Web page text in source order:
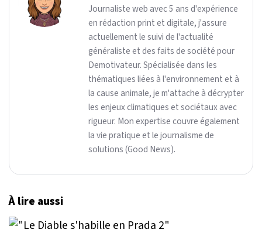
Journaliste web avec 5 ans d'expérience
en rédaction print et digitale, j'assure
actuellement le suivi de l'actualité
généraliste et des faits de société pour
Demotivateur. Spécialisée dans les
thématiques liées à l'environnement et à
la cause animale, je m'attache à décrypter
les enjeux climatiques et sociétaux avec
rigueur. Mon expertise couvre également
la vie pratique et le journalisme de
solutions (Good News).
À lire aussi